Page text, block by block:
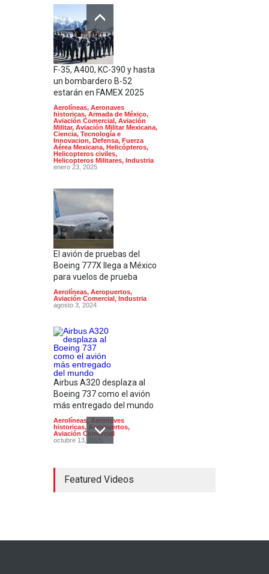
F-35, A400, KC-390 y hasta
un bombardero B-52
estarán en FAMEX 2025
Aerolíneas, Aeronaves
historicas, Armada de México,
Aviación Comercial, Aviación
Militar, Aviación Militar Mexicana,
Ciencia, Tecnología e
Innovacion, Defensa, Fuerza
Aérea Mexicana, Helicópteros,
Helicopteros civiles,
Helicopteros Militares, Industria
enero 23, 2025
El avión de pruebas del
Boeing 777X llega a México
para vuelos de prueba
Aerolíneas, Aeropuertos,
Aviación Comercial, Industria
agosto 3, 2024
Airbus A320 desplaza al
Boeing 737 como el avión
más entregado del mundo
Aerolíneas, Aeronaves
historicas, Aeropuertos,
Aviación Comercial
octubre 13, 2025
Aeroméxico cambia de
Featured Videos